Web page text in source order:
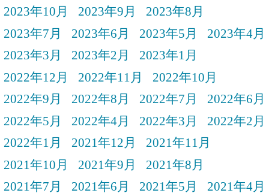
2023年10月
2023年9月
2023年8月
2023年7月
2023年6月 2023年5月
2023年4月
2023年3月
2023年2月
2023年1月
2022年12月
2022年11月
2022年10月
2022年9月
2022年8月 2022年7月
2022年6月
2022年5月
2022年4月 2022年3月
2022年2月
2022年1月
2021年12月
2021年11月
2021年10月
2021年9月
2021年8月
2021年7月
2021年6月 2021年5月
2021年4月